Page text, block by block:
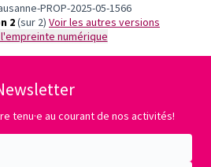
PROP-2025-05-1566
2(sur 2)
voir les autres versions
l'empreinte numérique
tenu·e au courant de nos activités!